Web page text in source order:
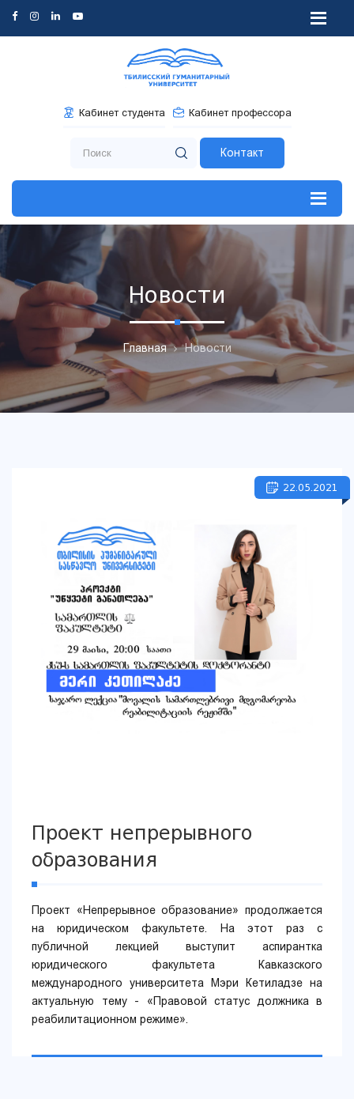
Кабинет студента Кабинет профессора
Контакт
Новости
Главная Новости
22.05.2021
Проект непрерывного
образования
Проект «Непрерывное образование» продолжается
на юридическом факультете. На этот раз с
публичной лекцией выступит аспирантка
юридического факультета Кавказского
международного университета Мэри Кетиладзе на
актуальную тему - «Правовой статус должника в
реабилитационном режиме».